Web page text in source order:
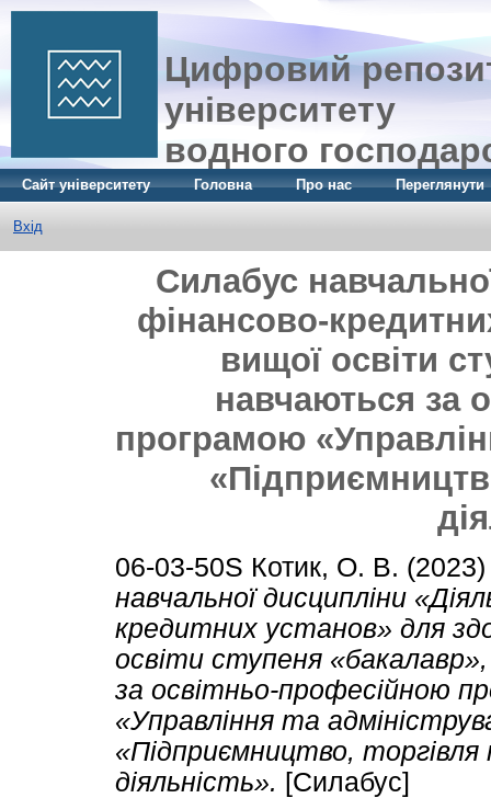
Цифровий
університету
водного
Сайт університету Головна Про нас Переглянути
Вхід
Силабус
фінансово-
вищої освіти
навчаються за
програмою
06-03-50S Котик, О. В.
навчальної дисципліни
кредитних установ» для
освіти ступеня
за освітньо-професійною
«Управління та
«Підприємництво, торгівля
діяльність». [Силабус]